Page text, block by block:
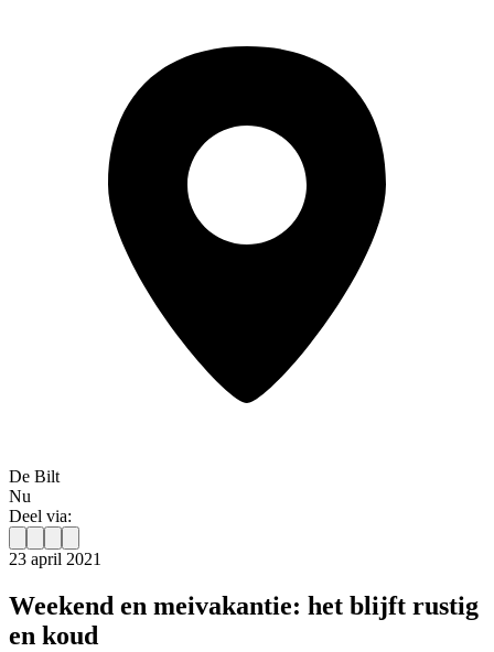
De Bilt
Nu
Deel via:
23 april 2021
Weekend en meivakantie: het blijft rustig
en koud